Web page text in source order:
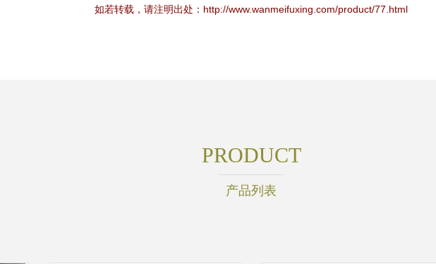
如若转载，请注明出处：http://www.wanmeifuxing.com/product/77.html
PRODUCT
产品列表